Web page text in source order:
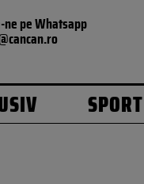
ne pe Whatsapp
SPORT